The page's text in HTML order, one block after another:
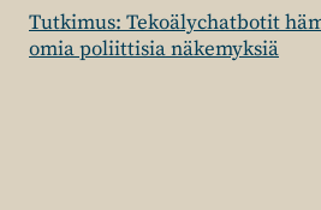
Tutkimus: Tekoälychatbotit
omia poliittisia näkemyksiä